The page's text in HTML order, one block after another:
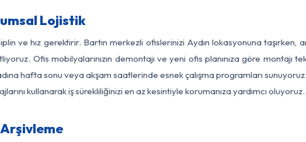
Lojistik
ve hız gerektirir. Bartın merkezli ofislerinizi Aydın lokasyonuna taşırken,
Ofis mobilyalarınızın demontajı ve yeni ofis planınıza göre montajı
hafta sonu veya akşam saatlerinde esnek çalışma programları sunuyoruz.
kullanarak iş sürekliliğinizi en az kesintiyle korumanıza yardımcı oluyoruz.
Arşivleme